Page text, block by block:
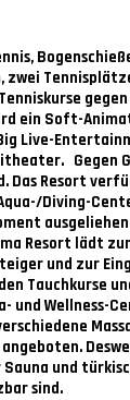
ein Soft-
Live-
Gegen
Das Resort
Diving-
Resort lädt
und zur
Tauchkurse
und Wellness-
angeboten.
und
sind.